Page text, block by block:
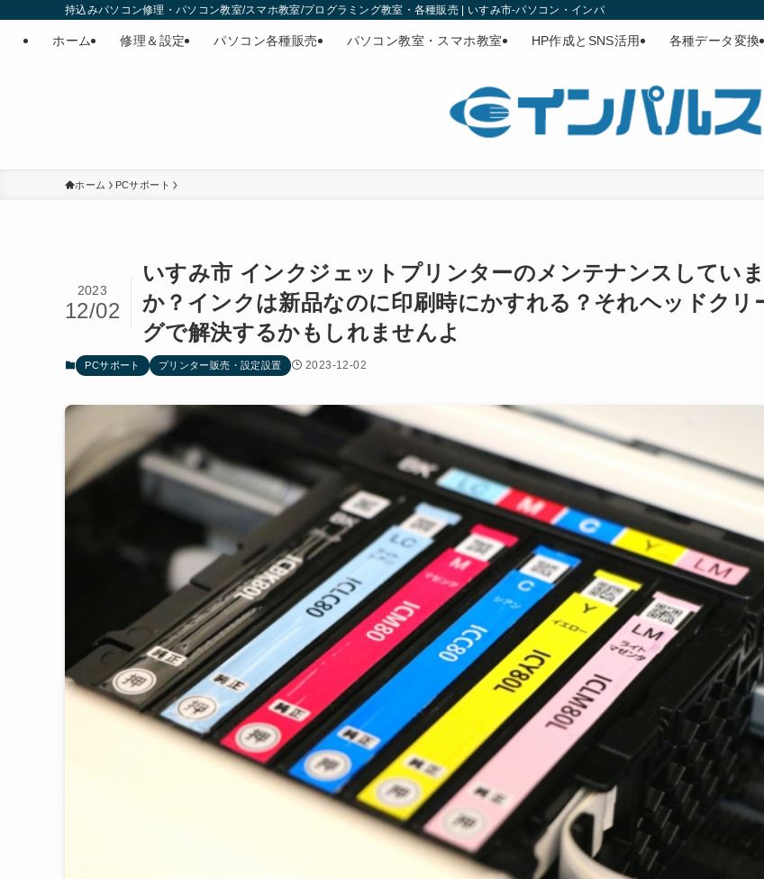
持込みパソコン修理・パソコン教室/スマホ教室/プログラミング教室・各種販売 | いすみ市-パソコン・インパルス
ホーム 修理＆設定 パソコン各種販売 パソコン教室・スマホ教室 HP作成とSNS活用 各種データ変換
ホーム PCサポート
いすみ市 インクジェットプリンターのメンテナンスしてい
か？インクは新品なのに印刷時にかすれる？それヘッドクリ
グで解決するかもしれませんよ
2023
12/02
PCサポート プリンター販売・設定設置 2023-12-02